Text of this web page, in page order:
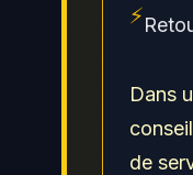
⚡
Dans
de